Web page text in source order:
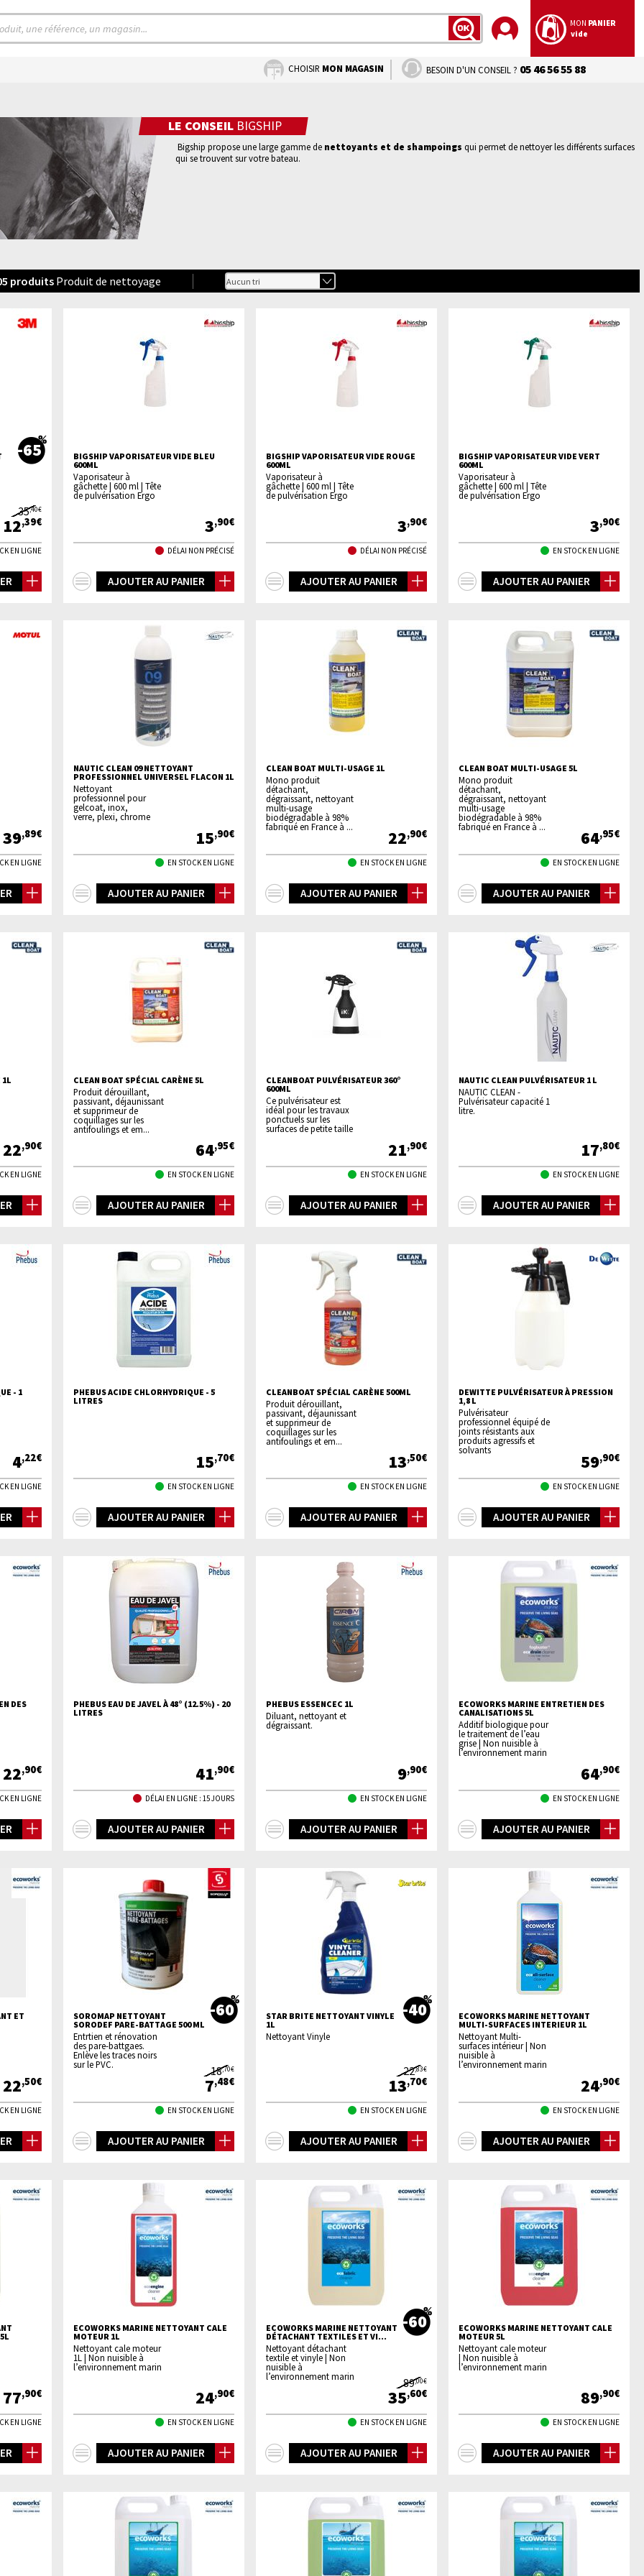
LANCER
MON PANIER
vide
CHOISIR MON MAGASIN BESOIN D'UN CONSEIL ? 05 46 56 55 88
LE CONSEIL BIGSHIP
Bigship propose une large gamme de nettoyants et de shampoings qui permet de nettoyer les différents surfaces
qui se trouvent sur votre bateau.
produits Produit de nettoyage
-65
35,40€
12,39€
EN LIGNE
BIGSHIP VAPORISATEUR VIDE BLEU
600ML
Vaporisateur à
gâchette | 600 ml | Tête
de pulvérisation Ergo
3,90€
DÉLAI NON PRÉCISÉ
AJOUTER AU PANIER
BIGSHIP VAPORISATEUR VIDE ROUGE
600ML
Vaporisateur à
gâchette | 600 ml | Tête
de pulvérisation Ergo
3,90€
DÉLAI NON PRÉCISÉ
AJOUTER AU PANIER
BIGSHIP VAPORISATEUR VIDE VERT
600ML
Vaporisateur à
gâchette | 600 ml | Tête
de pulvérisation Ergo
3,90€
EN STOCK EN LIGNE
AJOUTER AU PANIER
39,89€
EN LIGNE
NAUTIC CLEAN 09 NETTOYANT
PROFESSIONNEL UNIVERSEL FLACON 1L
Nettoyant
professionnel pour
gelcoat, inox,
verre, plexi, chrome
15,90€
EN STOCK EN LIGNE
AJOUTER AU PANIER
CLEAN BOAT MULTI-USAGE 1L
Mono produit
détachant,
dégraissant, nettoyant
multi-usage
biodégradable à 98%
fabriqué en France à ...
22,90€
EN STOCK EN LIGNE
AJOUTER AU PANIER
CLEAN BOAT MULTI-USAGE 5L
Mono produit
détachant,
dégraissant, nettoyant
multi-usage
biodégradable à 98%
fabriqué en France à ...
64,95€
EN STOCK EN LIGNE
AJOUTER AU PANIER
1L
22,90€
EN LIGNE
CLEAN BOAT SPÉCIAL CARÈNE 5L
Produit dérouillant,
passivant, déjaunissant
et supprimeur de
coquillages sur les
antifoulings et em...
64,95€
EN STOCK EN LIGNE
AJOUTER AU PANIER
CLEANBOAT PULVÉRISATEUR 360°
600ML
Ce pulvérisateur est
idéal pour les travaux
ponctuels sur les
surfaces de petite taille
21,90€
EN STOCK EN LIGNE
AJOUTER AU PANIER
NAUTIC CLEAN PULVÉRISATEUR 1 L
NAUTIC CLEAN -
Pulvérisateur capacité 1
litre.
17,80€
EN STOCK EN LIGNE
AJOUTER AU PANIER
- 1
4,22€
EN LIGNE
PHEBUS ACIDE CHLORHYDRIQUE - 5
LITRES
15,70€
EN STOCK EN LIGNE
AJOUTER AU PANIER
CLEANBOAT SPÉCIAL CARÈNE 500ML
Produit dérouillant,
passivant, déjaunissant
et supprimeur de
coquillages sur les
antifoulings et em...
13,50€
EN STOCK EN LIGNE
AJOUTER AU PANIER
DEWITTE PULVÉRISATEUR À PRESSION
1,8 L
Pulvérisateur
professionnel équipé de
joints résistants aux
produits agressifs et
solvants
59,90€
EN STOCK EN LIGNE
AJOUTER AU PANIER
DES
22,90€
EN LIGNE
PHEBUS EAU DE JAVEL À 48° (12.5%) - 20
LITRES
41,90€
DÉLAI EN LIGNE : 15 JOURS
AJOUTER AU PANIER
PHEBUS ESSENCEC 1L
Diluant, nettoyant et
dégraissant.
9,90€
EN STOCK EN LIGNE
AJOUTER AU PANIER
ECOWORKS MARINE ENTRETIEN DES
CANALISATIONS 5L
Additif biologique pour
le traitement de l’eau
grise | Non nuisible à
l’environnement marin
64,90€
EN STOCK EN LIGNE
AJOUTER AU PANIER
ET
22,50€
EN LIGNE
SOROMAP NETTOYANT
SORODEF PARE-BATTAGE 500 ML
-60
Entrtien et rénovation
des pare-battgaes.
Enlève les traces noirs
sur le PVC.
18,70€
7,48€
EN STOCK EN LIGNE
AJOUTER AU PANIER
STAR BRITE NETTOYANT VINYLE
1L
-40
Nettoyant Vinyle
22,83€
13,70€
EN STOCK EN LIGNE
AJOUTER AU PANIER
ECOWORKS MARINE NETTOYANT
MULTI-SURFACES INTERIEUR 1L
Nettoyant Multi-
surfaces intérieur | Non
nuisible à
l’environnement marin
24,90€
EN STOCK EN LIGNE
AJOUTER AU PANIER
77,90€
EN LIGNE
ECOWORKS MARINE NETTOYANT CALE
MOTEUR 1L
Nettoyant cale moteur
1L | Non nuisible à
l’environnement marin
24,90€
EN STOCK EN LIGNE
AJOUTER AU PANIER
ECOWORKS MARINE NETTOYANT
DÉTACHANT TEXTILES ET VI...
-60
Nettoyant détachant
textile et vinyle | Non
nuisible à
l’environnement marin
89,00€
35,60€
EN STOCK EN LIGNE
AJOUTER AU PANIER
ECOWORKS MARINE NETTOYANT CALE
MOTEUR 5L
Nettoyant cale moteur
| Non nuisible à
l’environnement marin
89,90€
EN STOCK EN LIGNE
AJOUTER AU PANIER